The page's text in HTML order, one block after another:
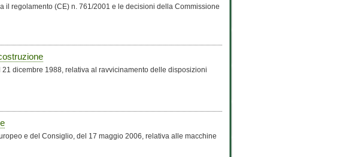
regolamento (CE) n. 761/2001 e le decisioni della Commissione
dicembre 1988, relativa al ravvicinamento delle disposizioni
e del Consiglio, del 17 maggio 2006, relativa alle macchine